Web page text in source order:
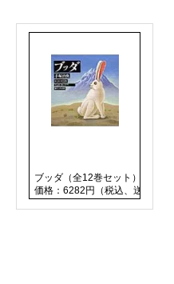
ブッダ（全12巻セット） [ 手塚治
価格：6282円（税込、送料無料)